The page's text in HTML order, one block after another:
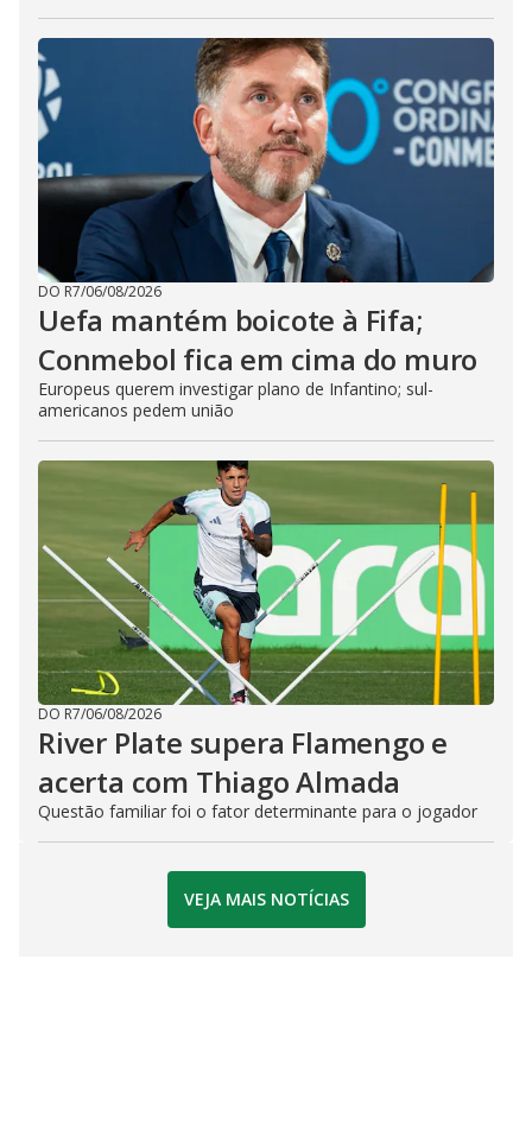
DO R7/06/08/2026
Uefa mantém boicote à Fifa;
Conmebol fica em cima do muro
Europeus querem investigar plano de Infantino; sul-
americanos pedem união
DO R7/06/08/2026
River Plate supera Flamengo e
acerta com Thiago Almada
Questão familiar foi o fator determinante para o jogador
VEJA MAIS NOTÍCIAS